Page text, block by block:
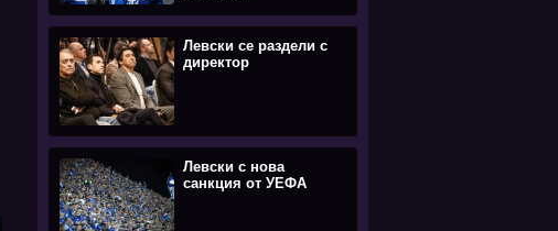
Левски се раздели с
директор
Левски с нова
санкция от УЕФА